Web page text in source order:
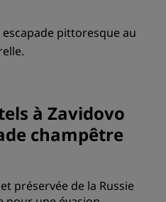
pittoresque au
à Zavidovo
champêtre
préservée de la Russie